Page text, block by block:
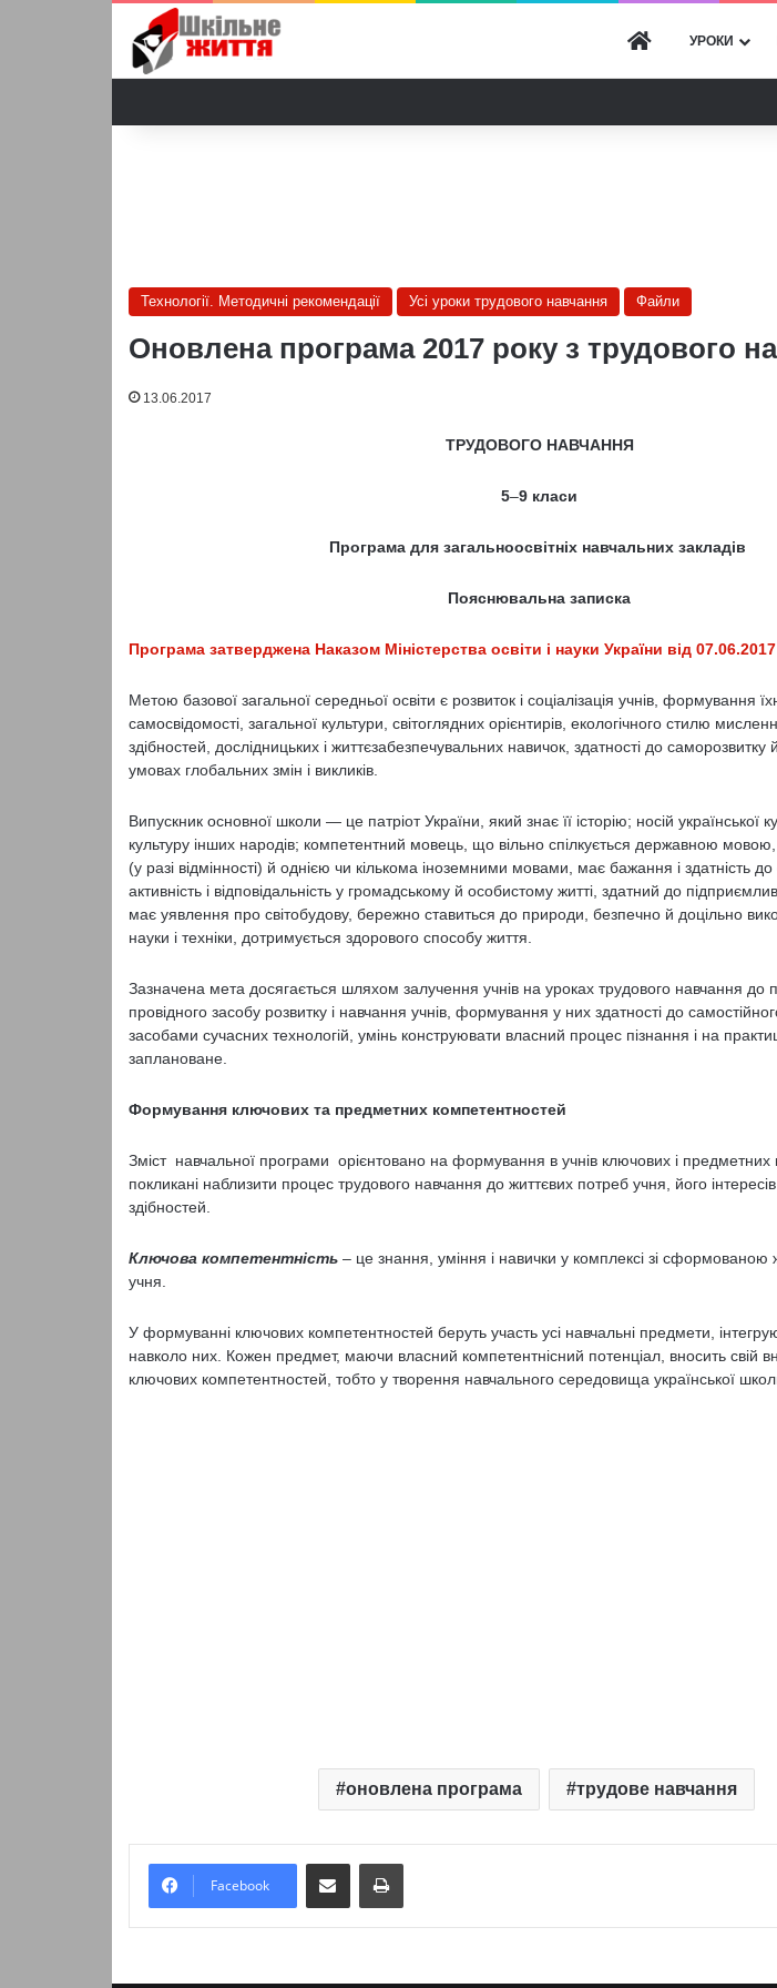
ГОЛОВНА
УРОКИ
Технології. Методичні рекомендації Усі уроки трудового навчання Файли
Оновлена програма 2017 року з трудового
13.06.2017
ТРУДОВОГО НАВЧАННЯ
5–9 класи
Програма для загальноосвітніх навчальних закладів
Пояснювальна записка
Програма затверджена Наказом Міністерства освіти і науки України від
Метою базової загальної середньої освіти є розвиток і соціалізація учнів, формування
самосвідомості, загальної культури, світоглядних орієнтирів, екологічного стилю
здібностей, дослідницьких і життєзабезпечувальних навичок, здатності до
умовах глобальних змін і викликів.
Випускник основної школи — це патріот України, який знає її історію; носій української
культуру інших народів; компетентний мовець, що вільно спілкується державною
(у разі відмінності) й однією чи кількома іноземними мовами, має бажання і здатність
активність і відповідальність у громадському й особистому житті, здатний до
має уявлення про світобудову, бережно ставиться до природи, безпечно й доцільно
науки і техніки, дотримується здорового способу життя.
Зазначена мета досягається шляхом залучення учнів на уроках трудового навчання до
провідного засобу розвитку і навчання учнів, формування у них здатності до
засобами сучасних технологій, умінь конструювати власний процес пізнання і на
заплановане.
Формування ключових та предметних компетентностей
Зміст навчальної програми орієнтовано на формування в учнів ключових і предметних
покликані наблизити процес трудового навчання до життєвих потреб учня, його
здібностей.
Ключова компетентність– це знання, уміння і навички у комплексі зі сформованою
учня.
У формуванні ключових компетентностей беруть участь усі навчальні предмети,
навколо них. Кожен предмет, маючи власний компетентнісний потенціал, вносить свій
ключових компетентностей, тобто у творення навчального середовища української
оновлена програма трудове навчання
Facebook
Надіслати електронною поштоюНадрукувати